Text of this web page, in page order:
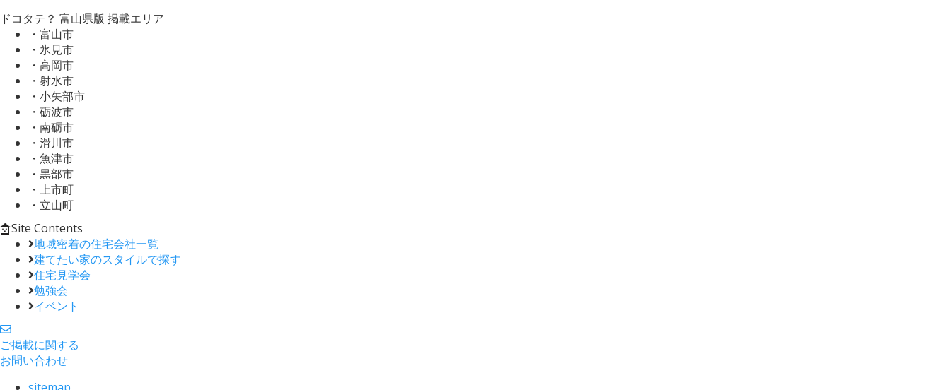
ドコタテ？ 富山県版 掲載エリア
・富山市
・氷見市
・高岡市
・射水市
・小矢部市
・砺波市
・南砺市
・滑川市
・魚津市
・黒部市
・上市町
・立山町
Site Contents
地域密着の住宅会社一覧
建てたい家のスタイルで探す
住宅見学会
勉強会
イベント
ご掲載に関する
お問い合わせ